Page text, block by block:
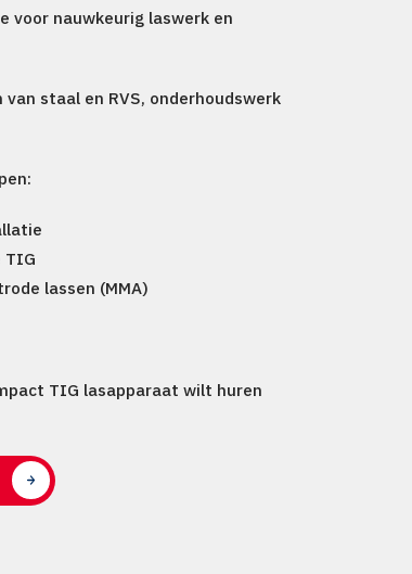
voor nauwkeurig laswerk en
van staal en RVS, onderhoudswerk
TIG
lassen (MMA)
TIG lasapparaat wilt huren